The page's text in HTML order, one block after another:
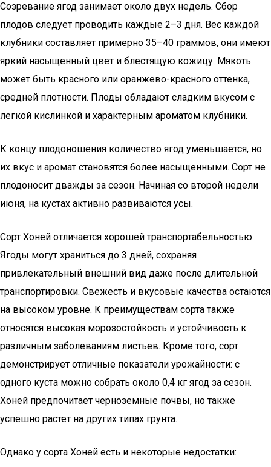
Созревание ягод занимает около двух недель. Сбор
плодов следует проводить каждые 2–3 дня. Вес каждой
клубники составляет примерно 35–40 граммов, они имеют
яркий насыщенный цвет и блестящую кожицу. Мякоть
может быть красного или оранжево-красного оттенка,
средней плотности. Плоды обладают сладким вкусом с
легкой кислинкой и характерным ароматом клубники.
К концу плодоношения количество ягод уменьшается, но
их вкус и аромат становятся более насыщенными. Сорт не
плодоносит дважды за сезон. Начиная со второй недели
июня, на кустах активно развиваются усы.
Сорт Хоней отличается хорошей транспортабельностью.
Ягоды могут храниться до 3 дней, сохраняя
привлекательный внешний вид даже после длительной
транспортировки. Свежесть и вкусовые качества остаются
на высоком уровне. К преимуществам сорта также
относятся высокая морозостойкость и устойчивость к
различным заболеваниям листьев. Кроме того, сорт
демонстрирует отличные показатели урожайности: с
одного куста можно собрать около 0,4 кг ягод за сезон.
Хоней предпочитает черноземные почвы, но также
успешно растет на других типах грунта.
Однако у сорта Хоней есть и некоторые недостатки: